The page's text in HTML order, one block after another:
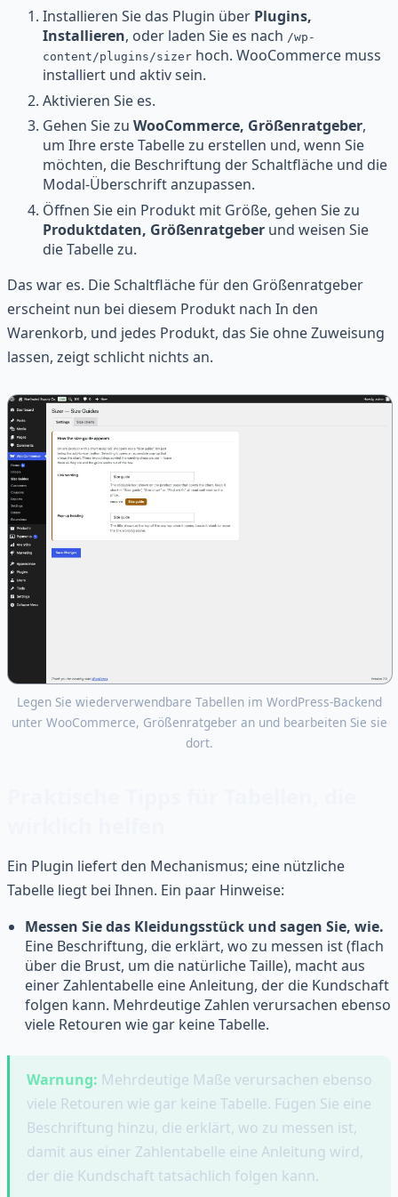
Installieren Sie das Plugin über Plugins,
Installieren, oder laden Sie es nach /wp-
content/plugins/sizer hoch. WooCommerce muss
installiert und aktiv sein.
Aktivieren Sie es.
Gehen Sie zu WooCommerce, Größenratgeber,
um Ihre erste Tabelle zu erstellen und, wenn Sie
möchten, die Beschriftung der Schaltfläche und die
Modal-Überschrift anzupassen.
Öffnen Sie ein Produkt mit Größe, gehen Sie zu
Produktdaten, Größenratgeber und weisen Sie
die Tabelle zu.
Das war es. Die Schaltfläche für den Größenratgeber
erscheint nun bei diesem Produkt nach In den
Warenkorb, und jedes Produkt, das Sie ohne Zuweisung
lassen, zeigt schlicht nichts an.
Legen Sie wiederverwendbare Tabellen im WordPress-Backend
unter WooCommerce, Größenratgeber an und bearbeiten Sie sie
dort.
Ein Plugin liefert den Mechanismus; eine nützliche
Tabelle liegt bei Ihnen. Ein paar Hinweise:
Messen Sie das Kleidungsstück und sagen Sie, wie.
Eine Beschriftung, die erklärt, wo zu messen ist (flach
über die Brust, um die natürliche Taille), macht aus
einer Zahlentabelle eine Anleitung, der die Kundschaft
folgen kann. Mehrdeutige Zahlen verursachen ebenso
viele Retouren wie gar keine Tabelle.
Warnung: Mehrdeutige Maße verursachen ebenso
viele Retouren wie gar keine Tabelle. Fügen Sie eine
Beschriftung hinzu, die erklärt, wo zu messen ist,
damit aus einer Zahlentabelle eine Anleitung wird,
der die Kundschaft tatsächlich folgen kann.